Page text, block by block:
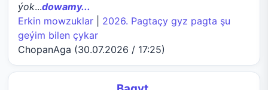
ýok...dowamy...
Erkin mowzuklar
2026. Pagtaçy gyz pagta şu
geýim bilen çykar
ChopanAga (30.07.2026 / 17:25)